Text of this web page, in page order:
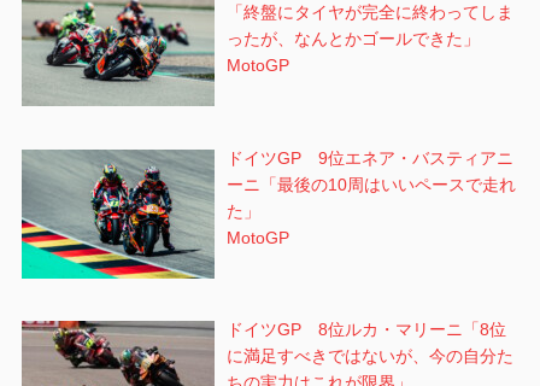
「終盤にタイヤが完全に終わってしま
ったが、なんとかゴールできた」
MotoGP
ドイツGP 9位エネア・バスティアニ
ーニ「最後の10周はいいペースで走れ
た」
MotoGP
ドイツGP 8位ルカ・マリーニ「8位
に満足すべきではないが、今の自分た